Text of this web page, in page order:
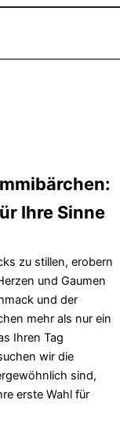
Ihre Sinne
zu stillen, erobern
und Gaumen
und der
mehr als nur ein
Ihren Tag
wir die
sind,
erste Wahl für